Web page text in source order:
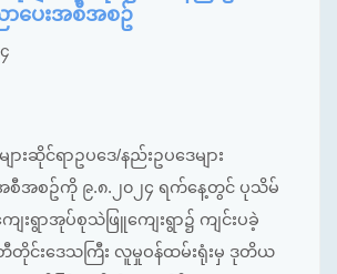
ာပေးအစီအစဥ်
းဆိုင်ရာဥပဒေ/နည်းဥပဒေများ
စီအစဥ်ကို ၉.၈.၂၀၂၄ ရက်နေ့တွင် ပုသိမ်
းရွာအုပ်စုသဲဖြူကျေးရွာ၌ ကျင်းပခဲ့
တိုင်းဒေသကြီး လူမှုဝန်ထမ်းရုံးမှ ဒုတိယ